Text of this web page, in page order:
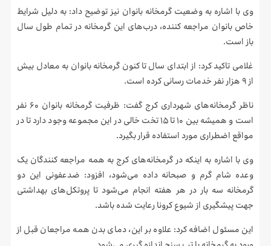
وی با اشاره به وضعیت گرمخانه بانوان نیز توضیح داد: به دلیل شرایط
خاص بانوان مراجعه کننده، درب‌های این گرمخانه در تمام طول سال
باز است.
غلامی تاکید کرد: از ابتدای سال تا کنون گرمخانه بانوان به معادل بیش
از ۹ هزار نفر خدمات رسانی کرده است.
ناظر گرمخانه‌های شهرداری کرج گفت: ظرفیت گرمخانه بانوان ۶۰ نفر
است و همیشه بین ۱۰ تا ۱۵ تخت خالی در این مجموعه وجود دارد تا در
مواقع اضطراری مورد استفاده قرار بگیرد.
وی با اشاره به اینکه در گرمخانه‌های کرج به همه مراجعه کنندگان یک
وعده شام گرم و صبحانه داده می‌شود، افزود: ضدعفونی این دو
گرمخانه سه بار در هر هفته انجام می‌شود تا پروتکل‌های بهداشتی
جهت پیشگیری از شیوع کرونا رعایت شده باشد.
این مسئول اضافه کرد: علاوه بر این، دمای بدن همه مراجعان قبل از